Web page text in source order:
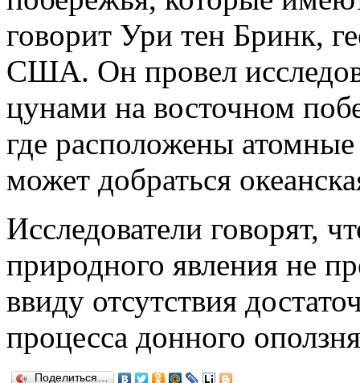
говорит Ури тен Бринк,
США. Он провел
цунами на восточном
где расположены
может добраться
Исследователи говорят,
природного явления не
ввиду отсутствия
процесса донного
Поделиться…